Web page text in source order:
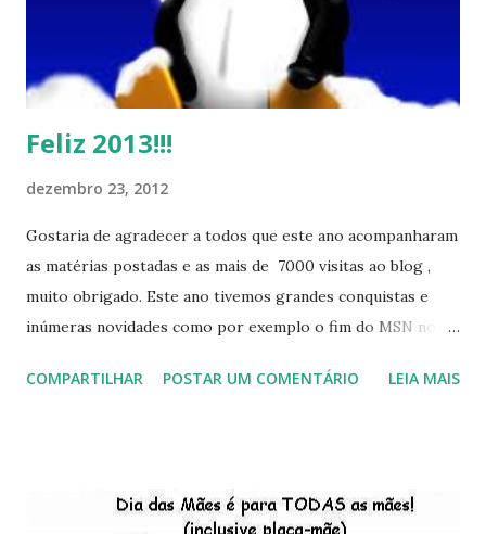
Feliz 2013!!!
dezembro 23, 2012
Gostaria de agradecer a todos que este ano acompanharam
as matérias postadas e as mais de 7000 visitas ao blog ,
muito obrigado. Este ano tivemos grandes conquistas e
inúmeras novidades como por exemplo o fim do MSN no
do Kaiana que será lançada em 2013, distro nacional , a
do LibreOffice , o IX Latinoware, a Microsoft boicotando o
COMPARTILHAR POSTAR UM COMENTÁRIO LEIA MAIS